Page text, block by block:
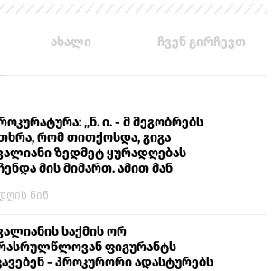
ახალი ჩვენ გირჩევთ
„ნ. ი. - მ მეგობრებს
რომ თითქოსდა, გიგა
ზედმეტ ყურადღებას
მის მიმართ. ამით მან
დასხმოდა გიგა ავალიანს“
წინ
საქმის ორ
ფიგურანტს
- პროკურორი ადასტურებს